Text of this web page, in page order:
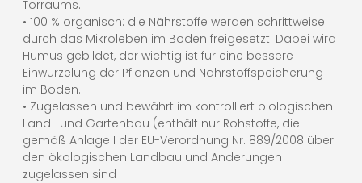
Torraums.
• 100 % organisch: die Nährstoffe werden schrittweise
durch das Mikroleben im Boden freigesetzt. Dabei wird
Humus gebildet, der wichtig ist für eine bessere
Einwurzelung der Pflanzen und Nährstoffspeicherung
im Boden.
• Zugelassen und bewährt im kontrolliert biologischen
Land- und Gartenbau (enthält nur Rohstoffe, die
gemäß Anlage I der EU-Verordnung Nr. 889/2008 über
den ökologischen Landbau und Änderungen
zugelassen sind